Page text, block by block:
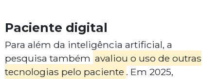
Paciente digital
Para além da inteligência artificial, a
pesquisa também avaliou o uso de outras
tecnologias pelo paciente . Em 2025,